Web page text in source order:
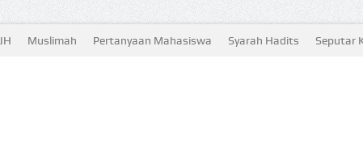
Muslimah Pertanyaan Mahasiswa Syarah Hadits Seputar